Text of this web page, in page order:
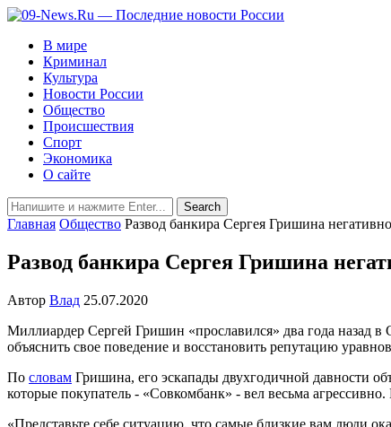
В мире
Криминал
Культура
Новости России
Общество
Происшествия
Спорт
Экономика
О сайте
Главная Общество Развод банкира Сергея Гришина
Развод банкира Сергея Гришина
Автор Влад 25.07.2020
Миллиардер Сергей Гришин «прославился» два года
объяснить свое поведение и восстановить репутацию
По словам Гришина, его эскапады двухгодичной давности
которые покупатель - «Совкомбанк» - вел весьма
«Представьте себе ситуацию, что самые близкие вам люди